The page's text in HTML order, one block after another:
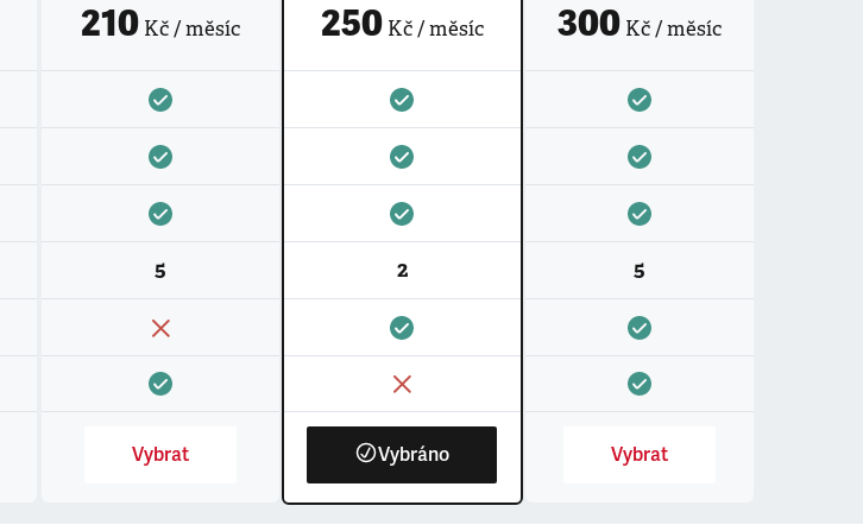
210Kč / měsíc
5
Vybrat
250Kč / měsíc
2
Vybráno
300 Kč / měsíc
5
Vybrat